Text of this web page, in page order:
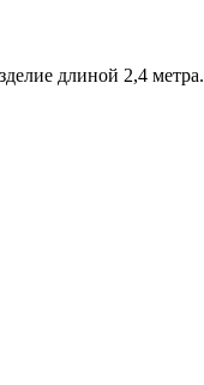
длиной 2,4 метра.